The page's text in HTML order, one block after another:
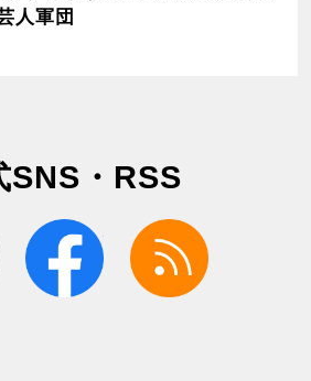
人軍団
SNS・RSS
twitter facebook